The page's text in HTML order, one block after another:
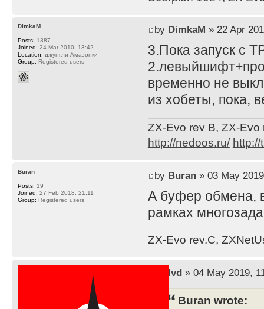
by DimkaM » 22 Apr
3.Пока запуск с
временно не
из хобеты, пока,
ZX-Evo rev B,ZX-Evo
http://nedoos.ru/
DimkaM
Posts: 1387
Joined: 24 Mar 2010, 13:42
Location: джунгли Амазонки
Group: Registered users
by Buran» 03 May
А буфер обмена,
рамках
ZX-Evo rev.C,
Buran
Posts: 19
Joined: 27 Feb 2018, 21:11
Group: Registered users
lvd» 04 May 2019,
Buran wrote: